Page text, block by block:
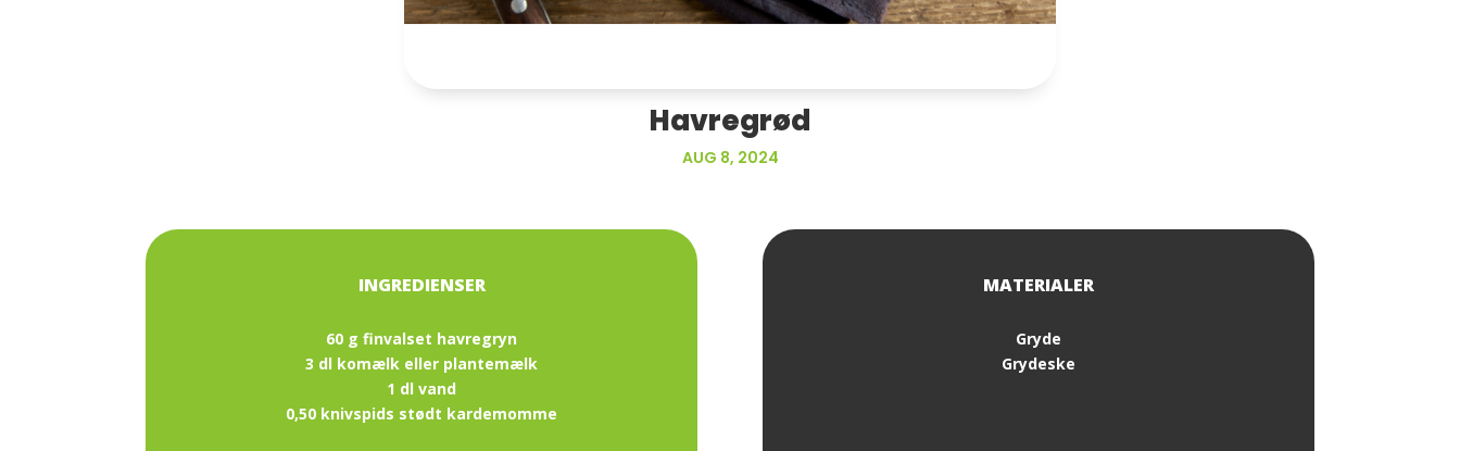
Havregrød
AUG 8, 2024
60 g finvalset havregryn
3 dl komælk eller plantemælk
1 dl vand
0,50 knivspids stødt kardemomme
Gryde
Grydeske